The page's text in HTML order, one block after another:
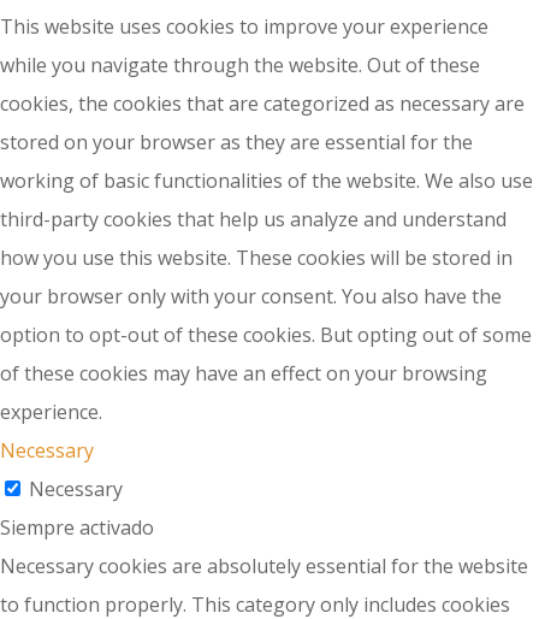
This website uses cookies to improve your experience
while you navigate through the website. Out of these
cookies, the cookies that are categorized as necessary are
stored on your browser as they are essential for the
working of basic functionalities of the website. We also use
third-party cookies that help us analyze and understand
how you use this website. These cookies will be stored in
your browser only with your consent. You also have the
option to opt-out of these cookies. But opting out of some
of these cookies may have an effect on your browsing
experience.
Necessary
Necessary
Siempre activado
Necessary cookies are absolutely essential for the website
to function properly. This category only includes cookies